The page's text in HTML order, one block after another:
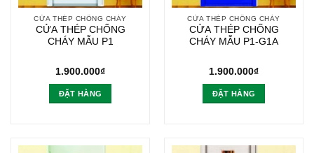
CỬA THÉP CHỐNG CHÁY
CỬA THÉP CHỐNG
CHÁY MẪU P1
1.900.000₫
ĐẶT HÀNG
CỬA THÉP CHỐNG CHÁY
CỬA THÉP CHỐNG
CHÁY MẪU P1-G1A
1.900.000₫
ĐẶT HÀNG